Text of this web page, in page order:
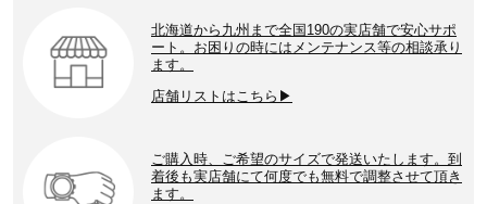
北海道から九州まで全国190の実店舗で安心サポ
ート。お困りの時にはメンテナンス等の相談承り
ます。
店舗リストはこちら▶
ご購入時、ご希望のサイズで発送いたします。到
着後も実店舗にて何度でも無料で調整させて頂き
ます。